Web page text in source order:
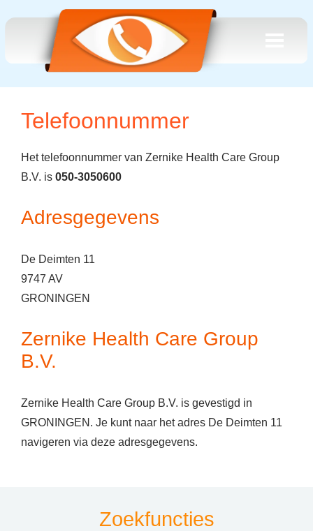
Telefoonnummer
Het telefoonnummer van Zernike Health Care Group
B.V. is 050-3050600
Adresgegevens
De Deimten 11
9747 AV
GRONINGEN
Zernike Health Care Group
B.V.
Zernike Health Care Group B.V. is gevestigd in
GRONINGEN. Je kunt naar het adres De Deimten 11
navigeren via deze adresgegevens.
Zoekfuncties